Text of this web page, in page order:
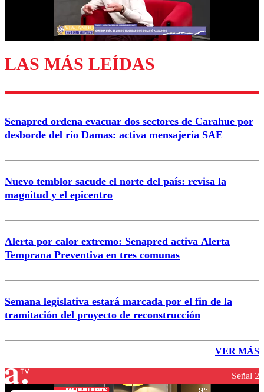
Enviar comentario
LAS MÁS LEÍDAS
Senapred ordena evacuar dos sectores de Carahue por
desborde del río Damas: activa mensajería SAE
Nuevo temblor sacude el norte del país: revisa la
magnitud y el epicentro
Alerta por calor extremo: Senapred activa Alerta
Temprana Preventiva en tres comunas
Semana legislativa estará marcada por el fin de la
tramitación del proyecto de reconstrucción
VER MÁS
Señal 2